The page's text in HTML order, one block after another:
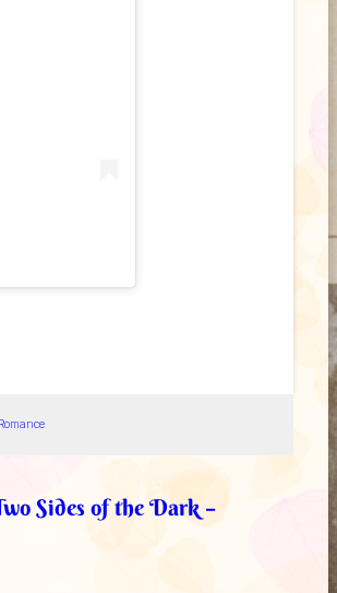
Romance
Sides of the Dark –